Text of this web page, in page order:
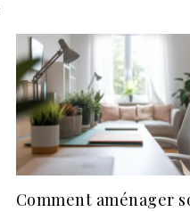
Comment aménager